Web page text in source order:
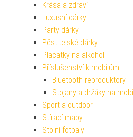
Krása a zdraví
Luxusní dárky
Party dárky
Pěstitelské dárky
Placatky na alkohol
Příslušenství k mobilům
Bluetooth reproduktory
Stojany a držáky na mobil
Sport a outdoor
Stírací mapy
Stolní fotbaly